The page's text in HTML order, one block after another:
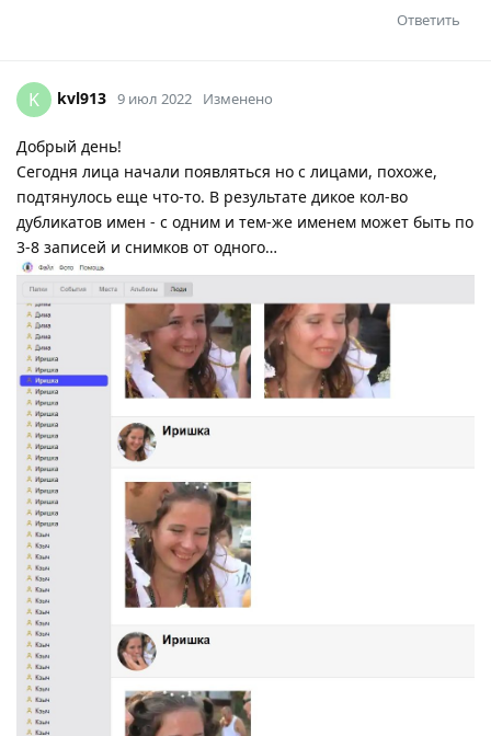
Ответить
K kvl913 9 июл 2022 Изменено
Добрый день!
Сегодня лица начали появляться но с лицами, похоже,
подтянулось еще что-то. В результате дикое кол-во
дубликатов имен - с одним и тем-же именем может быть по
3-8 записей и снимков от одного…